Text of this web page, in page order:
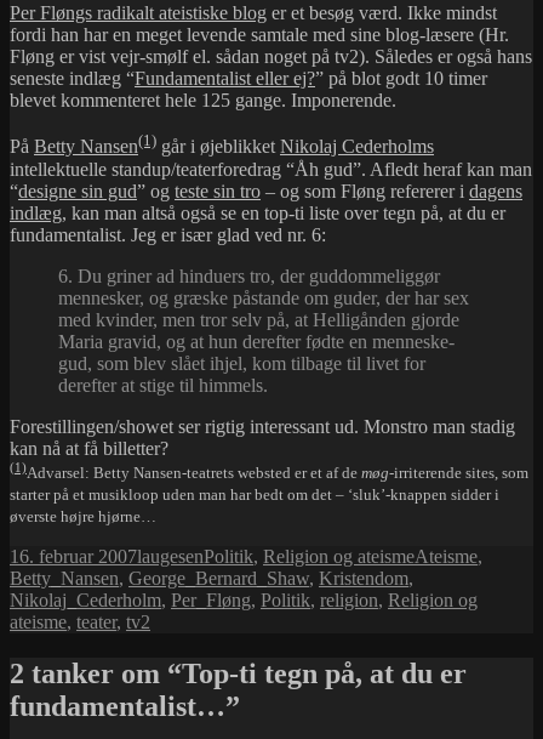
Per Fløngs radikalt ateistiske blog er et besøg værd. Ikke mindst
fordi han har en meget levende samtale med sine blog-læsere (Hr.
Fløng er vist vejr-smølf el. sådan noget på tv2). Således er også hans
seneste indlæg “Fundamentalist eller ej?” på blot godt 10 timer
blevet kommenteret hele 125 gange. Imponerende.
På Betty Nansen(1) går i øjeblikketNikolaj Cederholms
intellektuelle standup/teaterforedrag “Åh gud”. Afledt heraf kan man
“designe sin gud” og teste sin tro – og som Fløng refererer i dagens
indlæg, kan man altså også se en top-ti liste over tegn på, at du er
fundamentalist. Jeg er især glad ved nr. 6:
6. Du griner ad hinduers tro, der guddommeliggør
mennesker, og græske påstande om guder, der har sex
med kvinder, men tror selv på, at Helligånden gjorde
Maria gravid, og at hun derefter fødte en menneske-
gud, som blev slået ihjel, kom tilbage til livet for
derefter at stige til himmels.
Forestillingen/showet ser rigtig interessant ud. Monstro man stadig
kan nå at få billetter?
(1)Advarsel: Betty Nansen-teatrets websted er et af de møg-irriterende sites, som
starter på et musikloop uden man har bedt om det – ‘sluk’-knappen sidder i
øverste højre hjørne…
Udgivet
i
16. februar 2007Forfatter
laugesenKategorier
Politik, Religion og ateismeTags
Ateisme,
Betty_Nansen, George_Bernard_Shaw, Kristendom,
Nikolaj_Cederholm, Per_Fløng, Politik, religion, Religion og
ateisme, teater, tv2
2 tanker om “Top-ti tegn på, at du er
fundamentalist…”